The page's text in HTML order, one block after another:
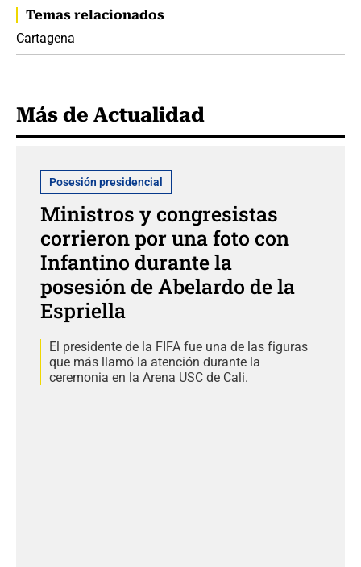
Temas relacionados
Cartagena
Más de Actualidad
Posesión presidencial
Ministros y congresistas
corrieron por una foto con
Infantino durante la
posesión de Abelardo de la
Espriella
El presidente de la FIFA fue una de las figuras
que más llamó la atención durante la
ceremonia en la Arena USC de Cali.